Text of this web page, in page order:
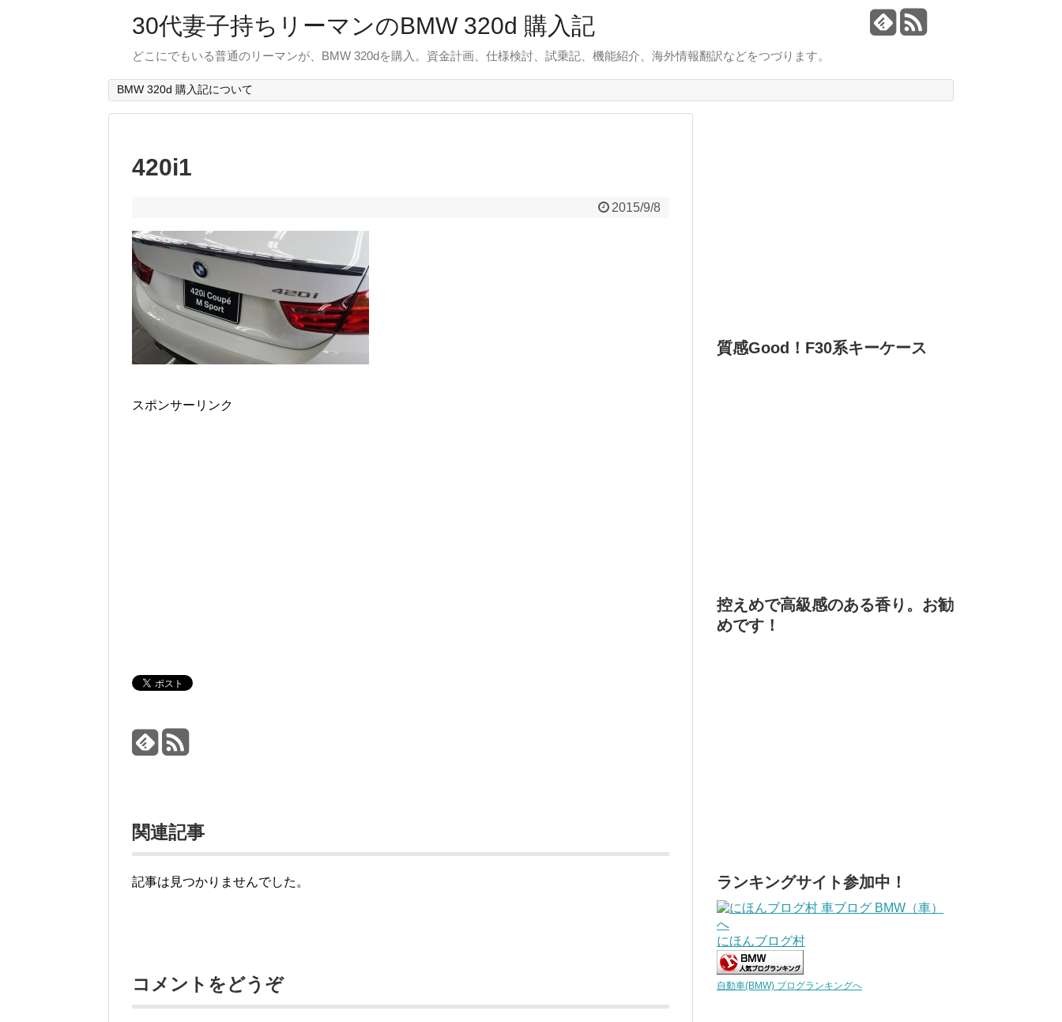
30代妻子持ちリーマンのBMW 320d 購入記
どこにでもいる普通のリーマンが、BMW 320dを購入。資金計画、仕様検討、試乗記、機能紹介、海外情報翻訳などをつづります。
BMW 320d 購入記について
420i1
2015/9/8
スポンサーリンク
関連記事
記事は見つかりませんでした。
コメントをどうぞ
質感Good！F30系キーケース
控えめで高級感のある香り。お勧
めです！
ランキングサイト参加中！
にほんブログ村
自動車(BMW) ブログランキングへ